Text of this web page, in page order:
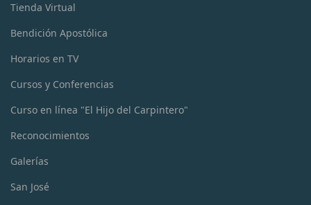
Tienda Virtual
Bendición Apostólica
Horarios en TV
Cursos y Conferencias
Curso en línea "El Hijo del Carpintero"
Reconocimientos
Galerías
San José